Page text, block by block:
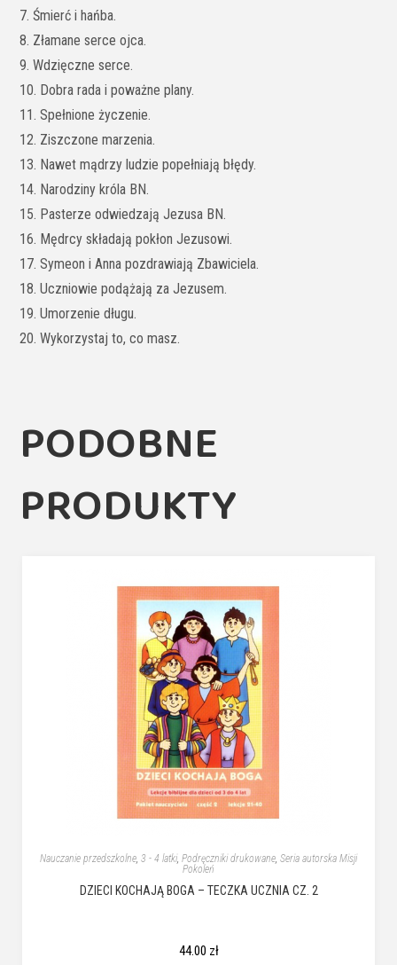
7. Śmierć i hańba.
8. Złamane serce ojca.
9. Wdzięczne serce.
10. Dobra rada i poważne plany.
11. Spełnione życzenie.
12. Ziszczone marzenia.
13. Nawet mądrzy ludzie popełniają błędy.
14. Narodziny króla BN.
15. Pasterze odwiedzają Jezusa BN.
16. Mędrcy składają pokłon Jezusowi.
17. Symeon i Anna pozdrawiają Zbawiciela.
18. Uczniowie podążają za Jezusem.
19. Umorzenie długu.
20. Wykorzystaj to, co masz.
PODOBNE
PRODUKTY
Nauczanie przedszkolne, 3 - 4 latki, Podręczniki drukowane, Seria autorska Misji
Pokoleń
DZIECI KOCHAJĄ BOGA – TECZKA UCZNIA CZ. 2
44.00 zł